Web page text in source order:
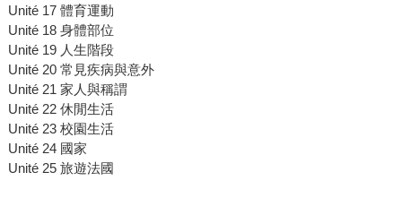
Unité 17 體育運動
Unité 18 身體部位
Unité 19 人生階段
Unité 20 常見疾病與意外
Unité 21 家人與稱謂
Unité 22 休閒生活
Unité 23 校園生活
Unité 24 國家
Unité 25 旅遊法國